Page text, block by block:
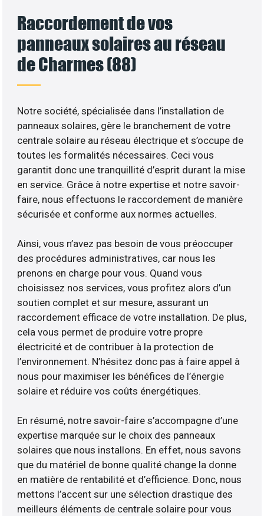
Raccordement de vos
panneaux solaires au réseau
de Charmes (88)
Notre société, spécialisée dans l’installation de
panneaux solaires, gère le branchement de votre
centrale solaire au réseau électrique et s’occupe de
toutes les formalités nécessaires. Ceci vous
garantit donc une tranquillité d’esprit durant la mise
en service. Grâce à notre expertise et notre savoir-
faire, nous effectuons le raccordement de manière
sécurisée et conforme aux normes actuelles.
Ainsi, vous n’avez pas besoin de vous préoccuper
des procédures administratives, car nous les
prenons en charge pour vous. Quand vous
choisissez nos services, vous profitez alors d’un
soutien complet et sur mesure, assurant un
raccordement efficace de votre installation. De plus,
cela vous permet de produire votre propre
électricité et de contribuer à la protection de
l’environnement. N’hésitez donc pas à faire appel à
nous pour maximiser les bénéfices de l’énergie
solaire et réduire vos coûts énergétiques.
En résumé, notre savoir-faire s’accompagne d’une
expertise marquée sur le choix des panneaux
solaires que nous installons. En effet, nous savons
que du matériel de bonne qualité change la donne
en matière de rentabilité et d’efficience. Donc, nous
mettons l’accent sur une sélection drastique des
meilleurs éléments de centrale solaire pour vous